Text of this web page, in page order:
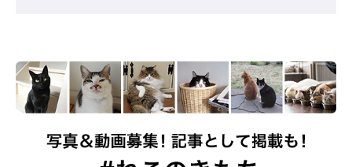
“本来の猫”に比べ、フシギな行動をする“イマドキ猫”たち。しか
し、多くの飼い主さんが抱える1番のフシギは「どうしてそんな
にかわいいの？」ではないでしょうか♡
今後もそのかわいさから目が離せません♪